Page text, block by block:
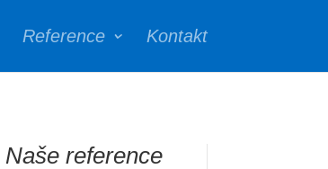
Reference Kontakt
Naše reference